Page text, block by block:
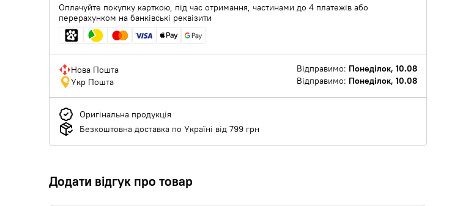
Оплачуйте покупку карткою, під час отримання, частинами до 4 платежів або
перерахунком на банківські реквізити
Нова Пошта Відправимо: Понеділок, 10.08
Укр Пошта
Відправимо: Понеділок, 10.08
Оригінальна продукція
Безкоштовна доставка по Україні від 799 грн
Додати відгук про товар